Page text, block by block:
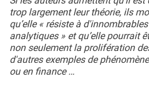
trop largement leur théorie, ils
qu’elle « résiste à
analytiques » et qu’elle pourrait
non seulement la prolifération
d'autres exemples de
ou en finance …